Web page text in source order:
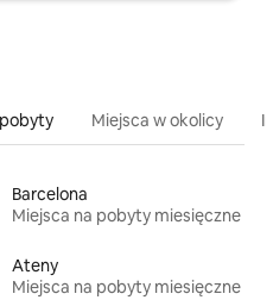
Miejsca w okolicy
Barcelona
Miejsca na pobyty miesięczne
Ateny
Miejsca na pobyty miesięczne